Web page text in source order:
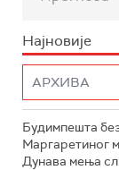
Најновије
Будимпешта
Маргаретиног
Дунава мења